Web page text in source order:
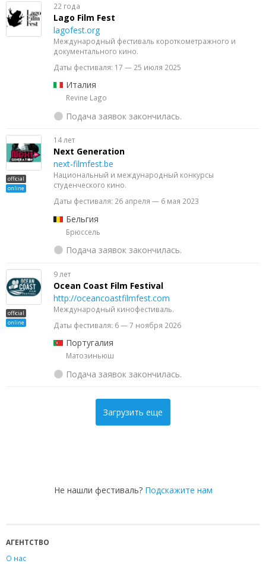
22 года
Lago Film Fest
lagofest.org
Международный фестиваль короткометражного и
документального кино.
Даты фестиваля: 17 — 25 июля 2025
Италия
Revine Lago
Подача заявок закончилась.
official
online
14 лет
Next Generation
next-filmfest.be
Национальный и международный конкурсы
студенческого кино.
Даты фестиваля: 26 апреля — 6 мая 2023
Бельгия
Брюссель
Подача заявок закончилась.
official
online
9 лет
Ocean Coast Film Festival
http://oceancoastfilmfest.com
Международный кинофестиваль.
Даты фестиваля: 6 — 7 ноября 2026
Португалия
Матозиньюш
Подача заявок закончилась.
Загрузить еще
Не нашли фестиваль? Подскажите нам
АГЕНТСТВО
О нас